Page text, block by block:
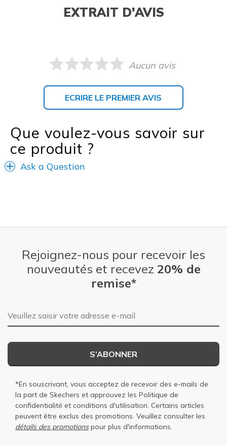
EXTRAIT D'AVIS
Aucun avis
ECRIRE LE PREMIER AVIS
Que voulez-vous savoir sur
ce produit ?
Ask a Question
Rejoignez-nous pour recevoir les
nouveautés et recevez 20% de
remise*
Adresse e-mail
S’ABONNER
*En souscrivant, vous acceptez de recevoir des e-mails de
la part de Skechers et approuvez les Politique de
confidentialité et conditions d'utilisation. Certains articles
peuvent être exclus des promotions. Veuillez consulter les
détails des promotionspour plus d'informations.